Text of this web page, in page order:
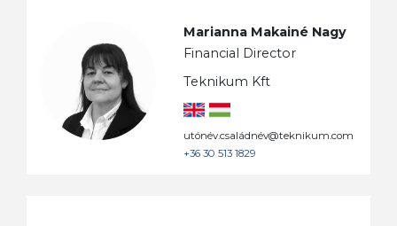
Marianna Makainé Nagy
Financial Director
Teknikum Kft
utónév.családnév@teknikum.com
+36 30 513 1829